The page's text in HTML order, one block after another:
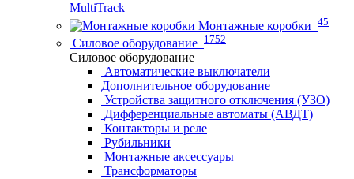
MultiTrack
Монтажные коробки 45
Силовое оборудование 1752
Силовое оборудование
Автоматические выключатели
Дополнительное оборудование
Устройства защитного отключения (УЗО)
Дифференциальные автоматы (АВДТ)
Контакторы и реле
Рубильники
Монтажные аксессуары
Трансформаторы